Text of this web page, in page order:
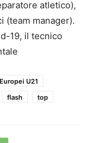
atletico),
(team manager).
19, il tecnico
Europei U21
flash top